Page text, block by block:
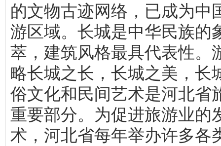
的文物古迹网络，已成为中
游区域。长城是中华民族的
萃，建筑风格最具代表性。
略长城之长，长城之美，长
俗文化和民间艺术是河北省
重要部分。为促进旅游业的
术，河北省每年举办许多各